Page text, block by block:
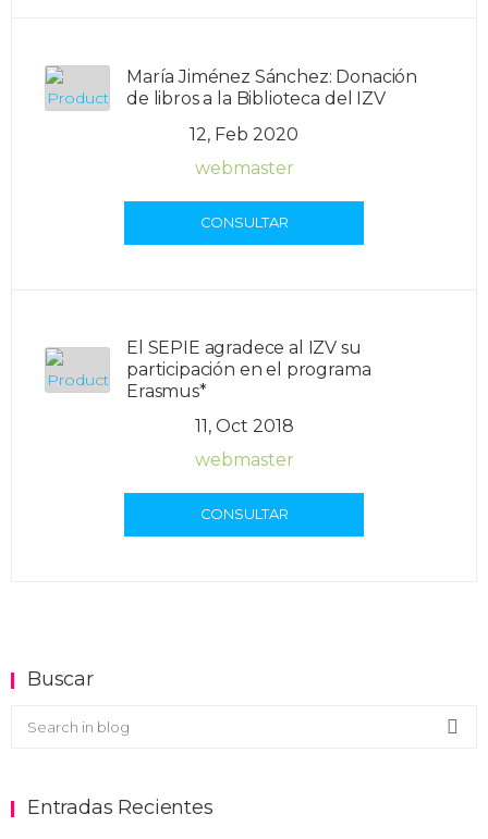
María Jiménez Sánchez: Donación
de libros a la Biblioteca del IZV
12, Feb 2020
webmaster
CONSULTAR
El SEPIE agradece al IZV su
participación en el programa
Erasmus*
11, Oct 2018
webmaster
CONSULTAR
Buscar
Buscar en el blog
Entradas Recientes